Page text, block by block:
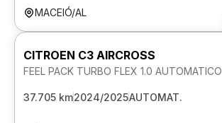
MACEIÓ/AL
CITROEN C3 AIRCROSS
FEEL PACK TURBO FLEX 1.0 AUTOMATICO
37.705 km2024/2025AUTOMAT.